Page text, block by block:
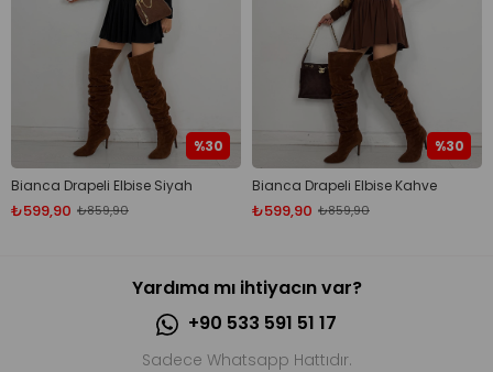
Bianca Drapeli Elbise Siyah
₺599,90 ₺859,90
%30
Bianca Drapeli Elbise Kahve
₺599,90 ₺859,90
%30
Yardıma mı ihtiyacın var?
+90 533 591 51 17
Sadece Whatsapp Hattıdır.